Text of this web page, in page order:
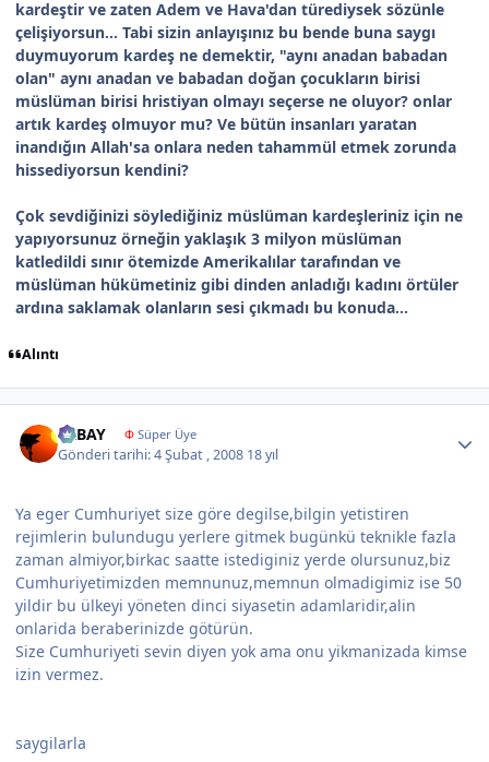
kardeştir ve zaten Adem ve Hava'dan türediysek sözünle
çelişiyorsun... Tabi sizin anlayışınız bu bende buna saygı
duymuyorum kardeş ne demektir, "aynı anadan babadan
olan" aynı anadan ve babadan doğan çocukların birisi
müslüman birisi hristiyan olmayı seçerse ne oluyor? onlar
artık kardeş olmuyor mu? Ve bütün insanları yaratan
inandığın Allah'sa onlara neden tahammül etmek zorunda
hissediyorsun kendini?
Çok sevdiğinizi söylediğiniz müslüman kardeşleriniz için ne
yapıyorsunuz örneğin yaklaşık 3 milyon müslüman
katledildi sınır ötemizde Amerikalılar tarafından ve
müslüman hükümetiniz gibi dinden anladığı kadını örtüler
ardına saklamak olanların sesi çıkmadı bu konuda...
Alıntı
ERBAY ΦSüper Üye
Gönderi tarihi:4 Şubat , 2008 18 yıl
Ya eger Cumhuriyet size göre degilse,bilgin yetistiren
rejimlerin bulundugu yerlere gitmek bugünkü teknikle fazla
zaman almiyor,birkac saatte istediginiz yerde olursunuz,biz
Cumhuriyetimizden memnunuz,memnun olmadigimiz ise 50
yildir bu ülkeyi yöneten dinci siyasetin adamlaridir,alin
onlarida beraberinizde götürün.
Size Cumhuriyeti sevin diyen yok ama onu yikmanizada kimse
izin vermez.
saygilarla